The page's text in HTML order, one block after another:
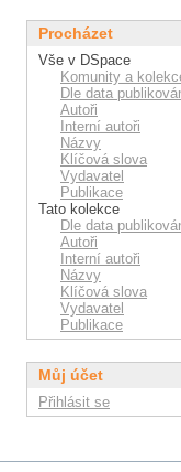
Procházet
Vše v DSpace
Komunity a
Dle data
Autoři
Interní autoři
Názvy
Klíčová slova
Vydavatel
Publikace
Tato kolekce
Dle data
Autoři
Interní autoři
Názvy
Klíčová slova
Vydavatel
Publikace
Můj účet
Přihlásit se